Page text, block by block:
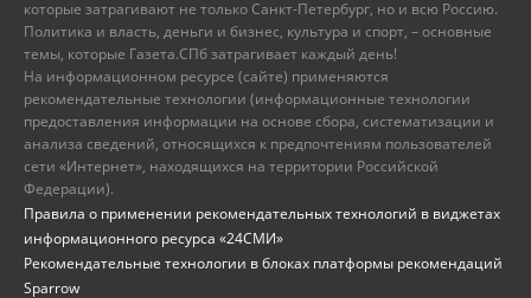
которые затрагивают не только Санкт-Петербург, но и всю Россию.
Политика и власть, деньги и бизнес, культура и спорт, – основные
темы, которые Газета.СПб затрагивает каждый день!
На информационном ресурсе (сайте) применяются
рекомендательные технологии (информационные технологии
предоставления информации на основе сбора, систематизации и
анализа сведений, относящихся к предпочтениям пользователей
сети «Интернет», находящихся на территории Российской
Федерации).
Правила о применении рекомендательных технологий в виджетах
информационного ресурса «24СМИ»
Рекомендательные технологии в блоках платформы рекомендаций
Sparrow